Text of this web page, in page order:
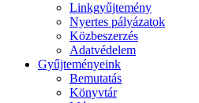
Linkgyűjtemény
Nyertes pályázatok
Közbeszerzés
Adatvédelem
Gyűjteményeink
Bemutatás
Könyvtár